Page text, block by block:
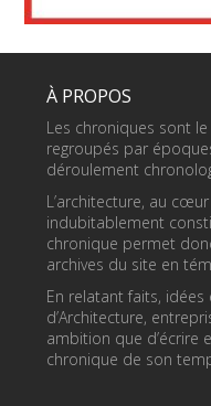
À PROPOS
Les chroniques sont
regroupés par
déroulement
L’architecture, au
indubitablement
chronique permet
archives du site en
En relatant faits,
d’Architecture,
ambition que d’écrire
chronique de son